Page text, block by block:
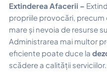
Extinderea Afacerii –
propriile provocări,
mare și nevoia de resurse
Administrarea mai multor
eficiente poate duce la
scădere a calității serviciilor.